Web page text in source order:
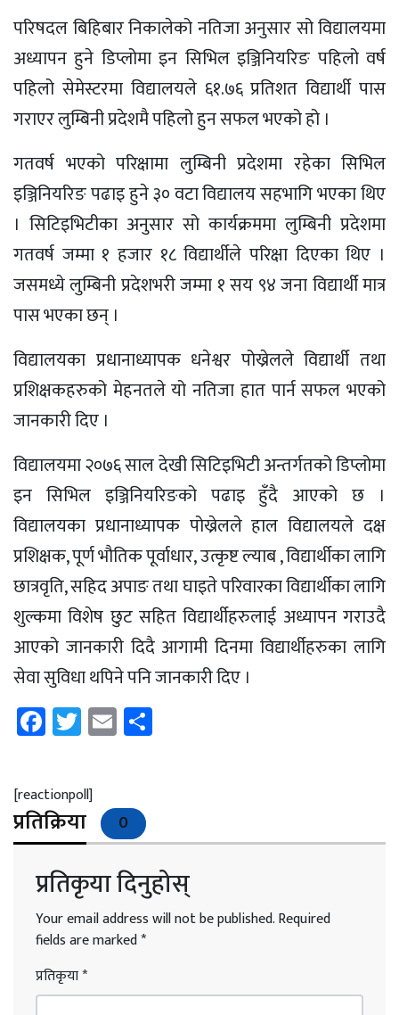
परिषदल बिहिबार निकालेको नतिजा अनुसार सो विद्यालयमा
अध्यापन हुने डिप्लोमा इन सिभिल इञ्जिनियरिङ पहिलो वर्ष
पहिलो सेमेस्टरमा विद्यालयले ६१.७६ प्रतिशत विद्यार्थी पास
गराएर लुम्बिनी प्रदेशमै पहिलो हुन सफल भएको हो ।
गतवर्ष भएको परिक्षामा लुम्बिनी प्रदेशमा रहेका सिभिल
इञ्जिनियरिङ पढाइ हुने ३० वटा विद्यालय सहभागि भएका थिए
। सिटिइभिटीका अनुसार सो कार्यक्रममा लुम्बिनी प्रदेशमा
गतवर्ष जम्मा १ हजार १८ विद्यार्थीले परिक्षा दिएका थिए ।
जसमध्ये लुम्बिनी प्रदेशभरी जम्मा १ सय ९४ जना विद्यार्थी मात्र
पास भएका छन् ।
विद्यालयका प्रधानाध्यापक धनेश्वर पोख्रेलले विद्यार्थी तथा
प्रशिक्षकहरुको मेहनतले यो नतिजा हात पार्न सफल भएको
जानकारी दिए ।
विद्यालयमा २०७६ साल देखी सिटिइभिटी अन्तर्गतको डिप्लोमा
इन सिभिल इञ्जिनियरिङको पढाइ हुँदै आएको छ ।
विद्यालयका प्रधानाध्यापक पोख्रेलले हाल विद्यालयले दक्ष
प्रशिक्षक, पूर्ण भौतिक पूर्वाधार, उत्कृष्ट ल्याब , विद्यार्थीका लागि
छात्रवृति, सहिद अपाङ तथा घाइते परिवारका विद्यार्थीका लागि
शुल्कमा विशेष छुट सहित विद्यार्थीहरुलाई अध्यापन गराउदै
आएको जानकारी दिदै आगामी दिनमा विद्यार्थीहरुका लागि
सेवा सुविधा थपिने पनि जानकारी दिए ।
Facebook
Twitter
Email
[reactionpoll]
प्रतिक्रिया 0
प्रतिकृया दिनुहोस्
Your email address will not be published.Required
fields are marked*
प्रतिकृया*